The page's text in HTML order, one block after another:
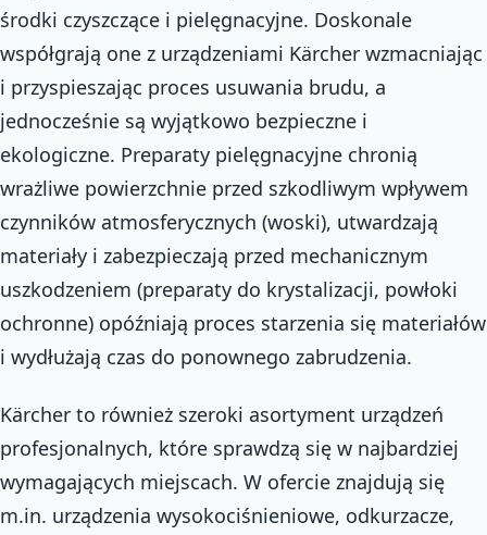
środki czyszczące i pielęgnacyjne. Doskonale
współgrają one z urządzeniami Kärcher wzmacniając
i przyspieszając proces usuwania brudu, a
jednocześnie są wyjątkowo bezpieczne i
ekologiczne. Preparaty pielęgnacyjne chronią
wrażliwe powierzchnie przed szkodliwym wpływem
czynników atmosferycznych (woski), utwardzają
materiały i zabezpieczają przed mechanicznym
uszkodzeniem (preparaty do krystalizacji, powłoki
ochronne) opóźniają proces starzenia się materiałów
i wydłużają czas do ponownego zabrudzenia.
Kärcher to również szeroki asortyment urządzeń
profesjonalnych, które sprawdzą się w najbardziej
wymagających miejscach. W ofercie znajdują się
m.in. urządzenia wysokociśnieniowe, odkurzacze,